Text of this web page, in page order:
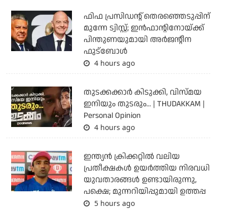
ഫിഫ പ്രസിഡന്റ് തെരഞ്ഞെടുപ്പിന്
മുന്നേ ട്വിസ്റ്റ്; ഇന്‍ഫാന്റിനോയ്ക്ക്
പിന്തുണയുമായി അര്‍ജന്റീന
ഫുട്‌ബോള്‍
4 hours ago
തുടക്കക്കാര്‍ കിടുക്കി, വിസ്മയ
ഇനിയും തുടരും... | THUDAKKAM |
Personal Opinion
4 hours ago
ഇന്ത്യന്‍ ക്രിക്കറ്റില്‍ വലിയ
പ്രതീക്ഷകള്‍ ഉയര്‍ത്തിയ നിരവധി
യുവതാരങ്ങള്‍ ഉണ്ടായിരുന്നു,
പക്ഷെ; മുന്നറിയിപ്പുമായി ഉത്തപ്പ
5 hours ago